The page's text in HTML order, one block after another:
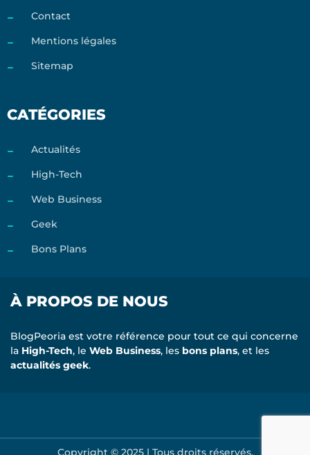
Contact
Mentions légales
Sitemap
CATÉGORIES
Actualités
High-Tech
Web Business
Geek
Bons Plans
À PROPOS DE NOUS
BlogPeoria est votre référence pour tout ce qui concerne
la High-Tech, le Web Business, les bons plans, et les
actualités geek.
Copyright © 2025 | Tous droits réservés.